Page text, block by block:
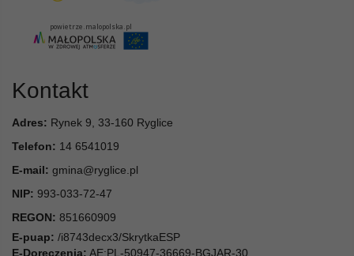
Kontakt
Adres: Rynek 9, 33-160 Ryglice
Telefon: 14 6541019
E-mail: gmina@ryglice.pl
NIP: 993-033-72-47
REGON: 851660909
E-puap: /i8743decx3/SkrytkaESP
E-Doręczenia: AE:PL-50947-36669-BGJAR-30